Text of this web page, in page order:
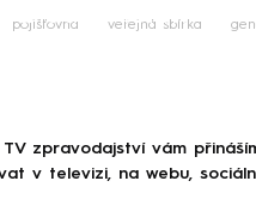
Failed to fetch
pojišťovna veřejná sbírka
zpravodajství vám
v televizi, na webu,